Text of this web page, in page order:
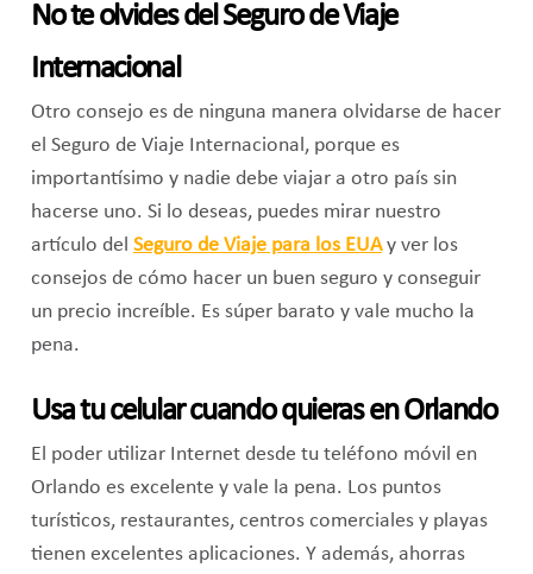
No te olvides del Seguro de Viaje
Internacional
Otro consejo es de ninguna manera olvidarse de hacer
el Seguro de Viaje Internacional, porque es
importantísimo y nadie debe viajar a otro país sin
hacerse uno. Si lo deseas, puedes mirar nuestro
artículo del Seguro de Viaje para los EUAy ver los
consejos de cómo hacer un buen seguro y conseguir
un precio increíble. Es súper barato y vale mucho la
pena.
Usa tu celular cuando quieras en Orlando
El poder utilizar Internet desde tu teléfono móvil en
Orlando es excelente y vale la pena. Los puntos
turísticos, restaurantes, centros comerciales y playas
tienen excelentes aplicaciones. Y además, ahorras